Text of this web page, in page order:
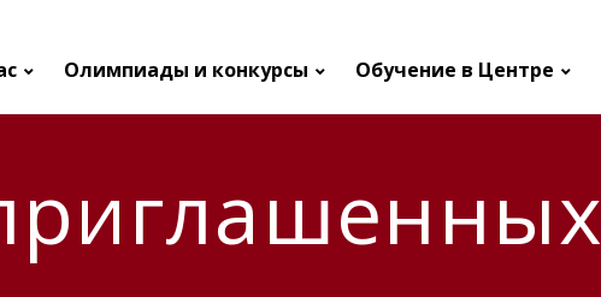
Олимпиады и конкурсы Обучение в Центре